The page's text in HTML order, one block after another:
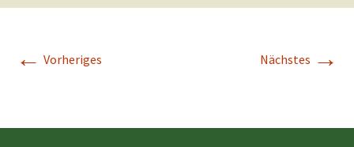
← Vorheriges Nächstes →